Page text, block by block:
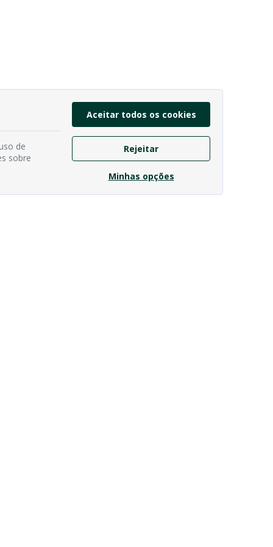
de
sobre
Aceitar todos os cookies
Rejeitar
Minhas opções